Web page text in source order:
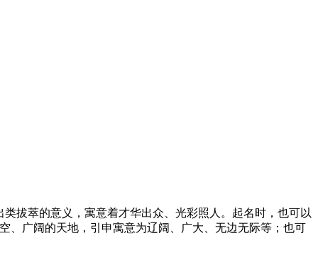
拔萃的意义，寓意着才华出众、光彩照人。起名时，也可以
、广阔的天地，引申寓意为辽阔、广大、无边无际等；也可